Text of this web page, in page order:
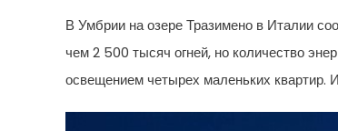
В Умбрии на озере Тразимено в Италии
чем 2 500 тысяч огней, но количество
освещением четырех маленьких квартир.